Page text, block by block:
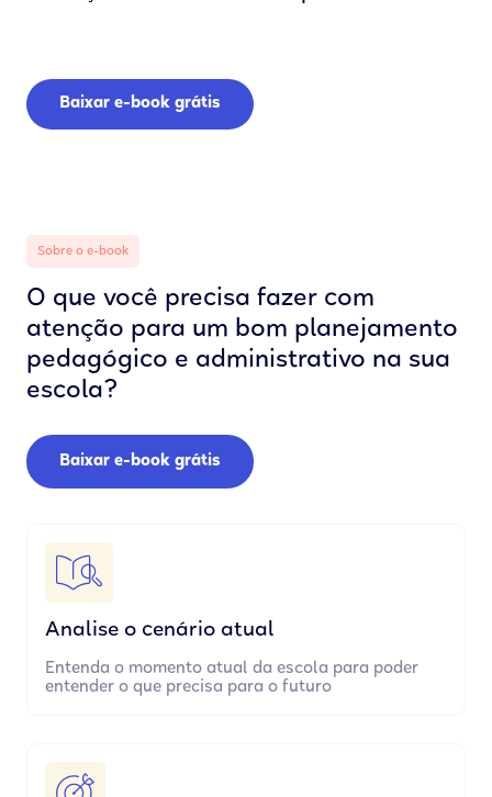
Baixar e-book grátis
Sobre o e-book
O que você precisa fazer com
atenção para um bom planejamento
pedagógico e administrativo na sua
escola?
Baixar e-book grátis
Analise o cenário atual
Entenda o momento atual da escola para poder
entender o que precisa para o futuro